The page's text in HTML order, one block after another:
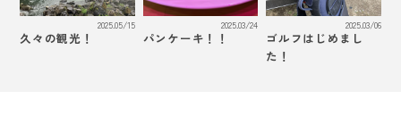
2025.05/15
久々の観光！
2025.03/24
パンケーキ！！
2025.03/06
ゴルフはじめまし
た！